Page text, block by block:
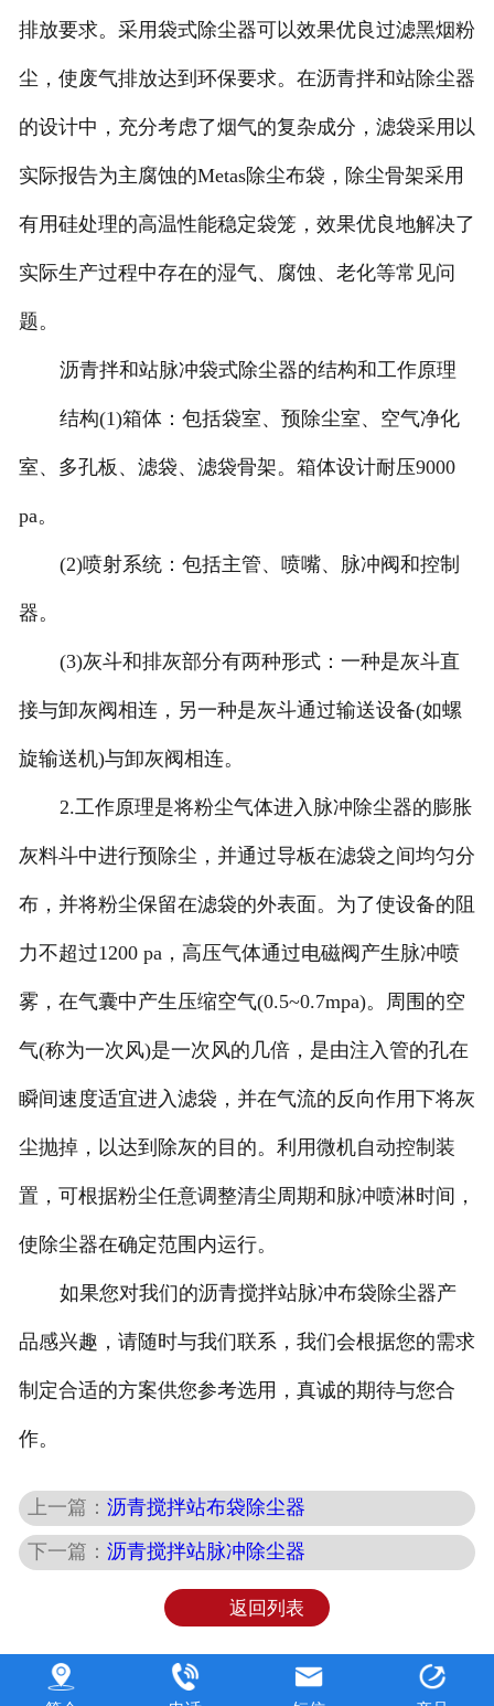
排放要求。采用袋式除尘器可以效果优良过滤黑烟粉
尘，使废气排放达到环保要求。在沥青拌和站除尘器
的设计中，充分考虑了烟气的复杂成分，滤袋采用以
实际报告为主腐蚀的Metas除尘布袋，除尘骨架采用
有用硅处理的高温性能稳定袋笼，效果优良地解决了
实际生产过程中存在的湿气、腐蚀、老化等常见问
题。
沥青拌和站脉冲袋式除尘器的结构和工作原理
结构(1)箱体：包括袋室、预除尘室、空气净化
室、多孔板、滤袋、滤袋骨架。箱体设计耐压9000
pa。
(2)喷射系统：包括主管、喷嘴、脉冲阀和控制
器。
(3)灰斗和排灰部分有两种形式：一种是灰斗直
接与卸灰阀相连，另一种是灰斗通过输送设备(如螺
旋输送机)与卸灰阀相连。
2.工作原理是将粉尘气体进入脉冲除尘器的膨胀
灰料斗中进行预除尘，并通过导板在滤袋之间均匀分
布，并将粉尘保留在滤袋的外表面。为了使设备的阻
力不超过1200 pa，高压气体通过电磁阀产生脉冲喷
雾，在气囊中产生压缩空气(0.5~0.7mpa)。周围的空
气(称为一次风)是一次风的几倍，是由注入管的孔在
瞬间速度适宜进入滤袋，并在气流的反向作用下将灰
尘抛掉，以达到除灰的目的。利用微机自动控制装
置，可根据粉尘任意调整清尘周期和脉冲喷淋时间，
使除尘器在确定范围内运行。
如果您对我们的沥青搅拌站脉冲布袋除尘器产
品感兴趣，请随时与我们联系，我们会根据您的需求
制定合适的方案供您参考选用，真诚的期待与您合
作。
上一篇：沥青搅拌站布袋除尘器
下一篇：沥青搅拌站脉冲除尘器
返回列表